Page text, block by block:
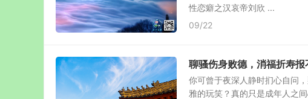
性恋癖之汉哀帝刘欣 ...
09/22
聊骚伤身败德，消福折寿报
你可曾于夜深人静时扪心自问
雅的玩笑？真的只是成年人之